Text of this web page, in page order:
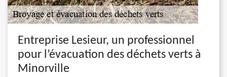
Entreprise Lesieur, un professionnel
pour l’évacuation des déchets verts à
Minorville